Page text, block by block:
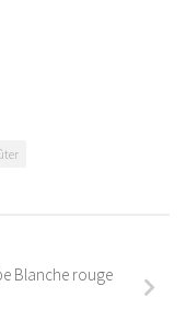
Blanche rouge